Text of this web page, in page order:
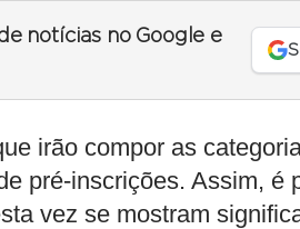
notícias no Google e
irão compor as
pré-inscrições. Assim, é
vez se mostram